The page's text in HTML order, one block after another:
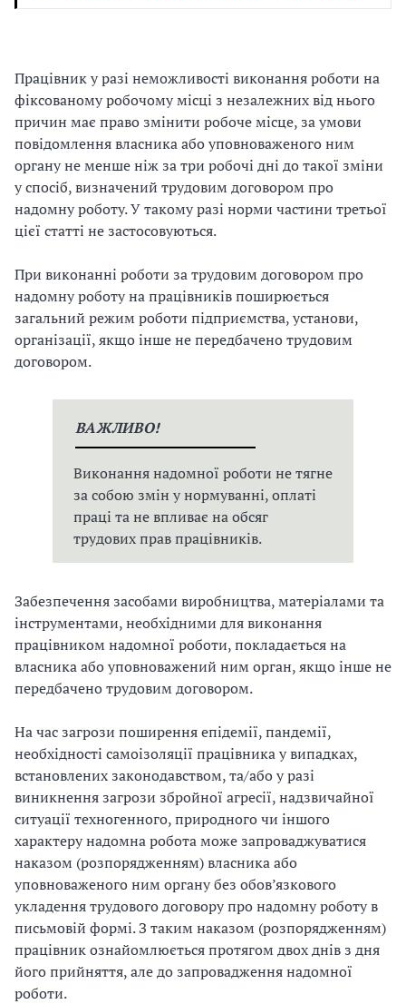
Працівник у разі неможливості виконання роботи на
фіксованому робочому місці з незалежних від нього
причин має право змінити робоче місце, за умови
повідомлення власника або уповноваженого ним
органу не менше ніж за три робочі дні до такої зміни
у спосіб, визначений трудовим договором про
надомну роботу. У такому разі норми частини третьої
цієї статті не застосовуються.
При виконанні роботи за трудовим договором про
надомну роботу на працівників поширюється
загальний режим роботи підприємства, установи,
організації, якщо інше не передбачено трудовим
договором.
ВАЖЛИВО!
Виконання надомної роботи не тягне
за собою змін у нормуванні, оплаті
праці та не впливає на обсяг
трудових прав працівників.
Забезпечення засобами виробництва, матеріалами та
інструментами, необхідними для виконання
працівником надомної роботи, покладається на
власника або уповноважений ним орган, якщо інше не
передбачено трудовим договором.
На час загрози поширення епідемії, пандемії,
необхідності самоізоляції працівника у випадках,
встановлених законодавством, та/або у разі
виникнення загрози збройної агресії, надзвичайної
ситуації техногенного, природного чи іншого
характеру надомна робота може запроваджуватися
наказом (розпорядженням) власника або
уповноваженого ним органу без обов’язкового
укладення трудового договору про надомну роботу в
письмовій формі. З таким наказом (розпорядженням)
працівник ознайомлюється протягом двох днів з дня
його прийняття, але до запровадження надомної
роботи.